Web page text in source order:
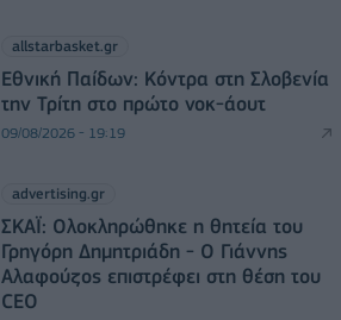
allstarbasket.gr
Εθνική Παίδων: Κόντρα στη Σλοβενία
την Τρίτη στο πρώτο νοκ-άουτ
09/08/2026 - 19:19
advertising.gr
ΣΚΑΪ: Ολοκληρώθηκε η θητεία του
Γρηγόρη Δημητριάδη - Ο Γιάννης
Αλαφούζος επιστρέφει στη θέση του
CEO